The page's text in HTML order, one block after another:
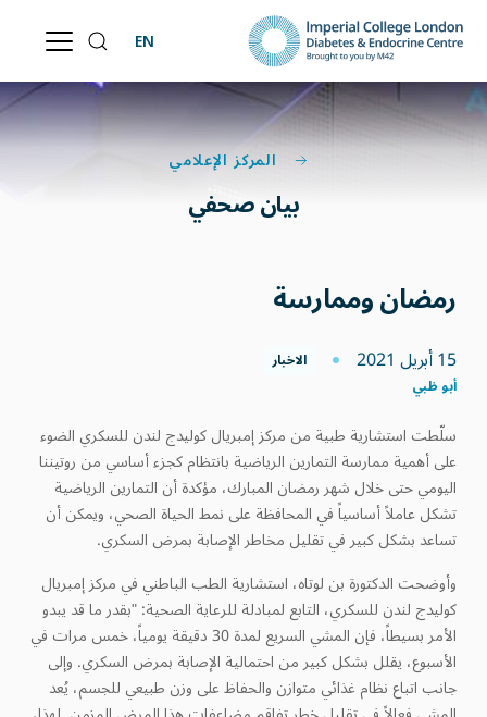
EN
المركز الإعلامي
بيان صحفي
رمضان وممارسة
15 أبريل 2021
الاخبار
أبو ظبي
سلّطت استشارية طبية من مركز إمبريال كوليدج لندن للسكري الضوء
على أهمية ممارسة التمارين الرياضية بانتظام كجزء أساسي من روتيننا
اليومي حتى خلال شهر رمضان المبارك، مؤكدة أن التمارين الرياضية
تشكل عاملاً أساسياً في المحافظة على نمط الحياة الصحي، ويمكن أن
تساعد بشكل كبير في تقليل مخاطر الإصابة بمرض السكري.
وأوضحت الدكتورة بن لوتاه، استشارية الطب الباطني في مركز إمبريال
كوليدج لندن للسكري، التابع لمبادلة للرعاية الصحية: "بقدر ما قد يبدو
الأمر بسيطاً، فإن المشي السريع لمدة 30 دقيقة يومياً، خمس مرات في
الأسبوع، يقلل بشكل كبير من احتمالية الإصابة بمرض السكري. وإلى
جانب اتباع نظام غذائي متوازن والحفاظ على وزن طبيعي للجسم، يُعد